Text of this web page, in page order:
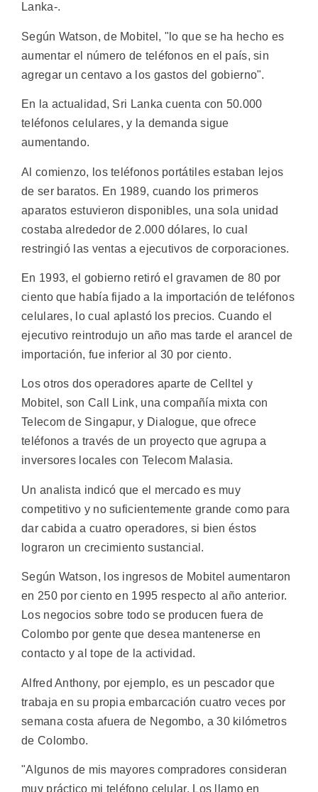
Lanka-.
Según Watson, de Mobitel, "lo que se ha hecho es
aumentar el número de teléfonos en el país, sin
agregar un centavo a los gastos del gobierno".
En la actualidad, Sri Lanka cuenta con 50.000
teléfonos celulares, y la demanda sigue
aumentando.
Al comienzo, los teléfonos portátiles estaban lejos
de ser baratos. En 1989, cuando los primeros
aparatos estuvieron disponibles, una sola unidad
costaba alrededor de 2.000 dólares, lo cual
restringió las ventas a ejecutivos de corporaciones.
En 1993, el gobierno retiró el gravamen de 80 por
ciento que había fijado a la importación de teléfonos
celulares, lo cual aplastó los precios. Cuando el
ejecutivo reintrodujo un año mas tarde el arancel de
importación, fue inferior al 30 por ciento.
Los otros dos operadores aparte de Celltel y
Mobitel, son Call Link, una compañía mixta con
Telecom de Singapur, y Dialogue, que ofrece
teléfonos a través de un proyecto que agrupa a
inversores locales con Telecom Malasia.
Un analista indicó que el mercado es muy
competitivo y no suficientemente grande como para
dar cabida a cuatro operadores, si bien éstos
lograron un crecimiento sustancial.
Según Watson, los ingresos de Mobitel aumentaron
en 250 por ciento en 1995 respecto al año anterior.
Los negocios sobre todo se producen fuera de
Colombo por gente que desea mantenerse en
contacto y al tope de la actividad.
Alfred Anthony, por ejemplo, es un pescador que
trabaja en su propia embarcación cuatro veces por
semana costa afuera de Negombo, a 30 kilómetros
de Colombo.
"Algunos de mis mayores compradores consideran
muy práctico mi teléfono celular. Los llamo en